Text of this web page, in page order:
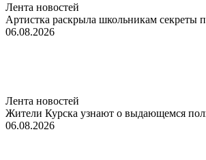
Лента новостей
Артистка раскрыла школьникам секреты
06.08.2026
Лента новостей
Жители Курска узнают о выдающемся
06.08.2026